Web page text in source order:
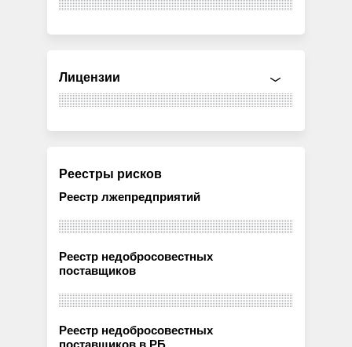
Лицензии
Реестры рисков
Реестр лжепредприятий
Реестр недобросовестных
поставщиков
Реестр недобросовестных
поставщиков в РБ